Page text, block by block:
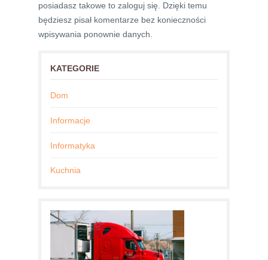
posiadasz takowe to zaloguj się. Dzięki temu
będziesz pisał komentarze bez konieczności
wpisywania ponownie danych.
KATEGORIE
Dom
Informacje
Informatyka
Kuchnia